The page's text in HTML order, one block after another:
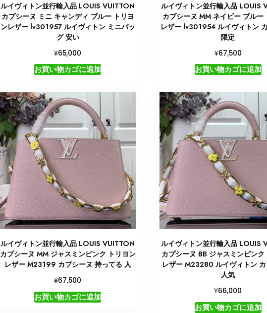
ルイヴィトン並行輸入品 LOUIS VUITTON
カプシーヌ ミニ キャンディ ブルー トリヨ
ンレザー lv301957 ルイヴィトン ミニバッ
グ 安い
¥65,000
お買い物カゴに追加
ルイヴィトン並行輸入品 LOUIS
カプシーヌ MM ネイビー ブルー
レザー lv301954 ルイヴィトン
限定
¥67,500
お買い物カゴに追加
ルイヴィトン並行輸入品 LOUIS VUITTON
カプシーヌ MM ジャスミンピンク トリヨン
レザー M23199 カプシーヌ 持ってる 人
¥67,500
お買い物カゴに追加
ルイヴィトン並行輸入品 LOUIS
カプシーヌ BB ジャスミンピンク
レザー M23280 ルイヴィトン カ
人気
¥66,000
お買い物カゴに追加